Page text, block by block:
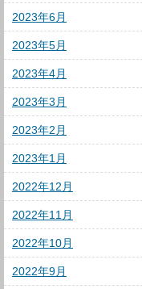
2023年6月
2023年5月
2023年4月
2023年3月
2023年2月
2023年1月
2022年12月
2022年11月
2022年10月
2022年9月